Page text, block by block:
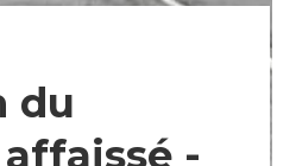
du
-